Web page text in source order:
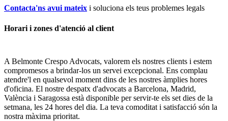
Contacta'ns avui mateix i soluciona els teus problemes legals
Horari i zones d'atenció al client
A Belmonte Crespo Advocats, valorem els nostres clients i estem
compromesos a brindar-los un servei excepcional. Ens complau
atendre'l en qualsevol moment dins de les nostres àmplies hores
d'oficina. El nostre despatx d'advocats a Barcelona, Madrid,
València i Saragossa està disponible per servir-te els set dies de la
setmana, les 24 hores del dia. La teva comoditat i satisfacció són la
nostra màxima prioritat.